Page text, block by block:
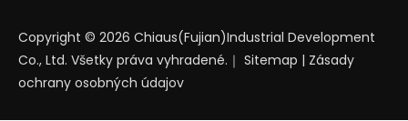
Copyright © 2026 Chiaus(Fujian)Industrial Development
Co., Ltd. Všetky práva vyhradené.｜ Sitemap | Zásady
ochrany osobných údajov